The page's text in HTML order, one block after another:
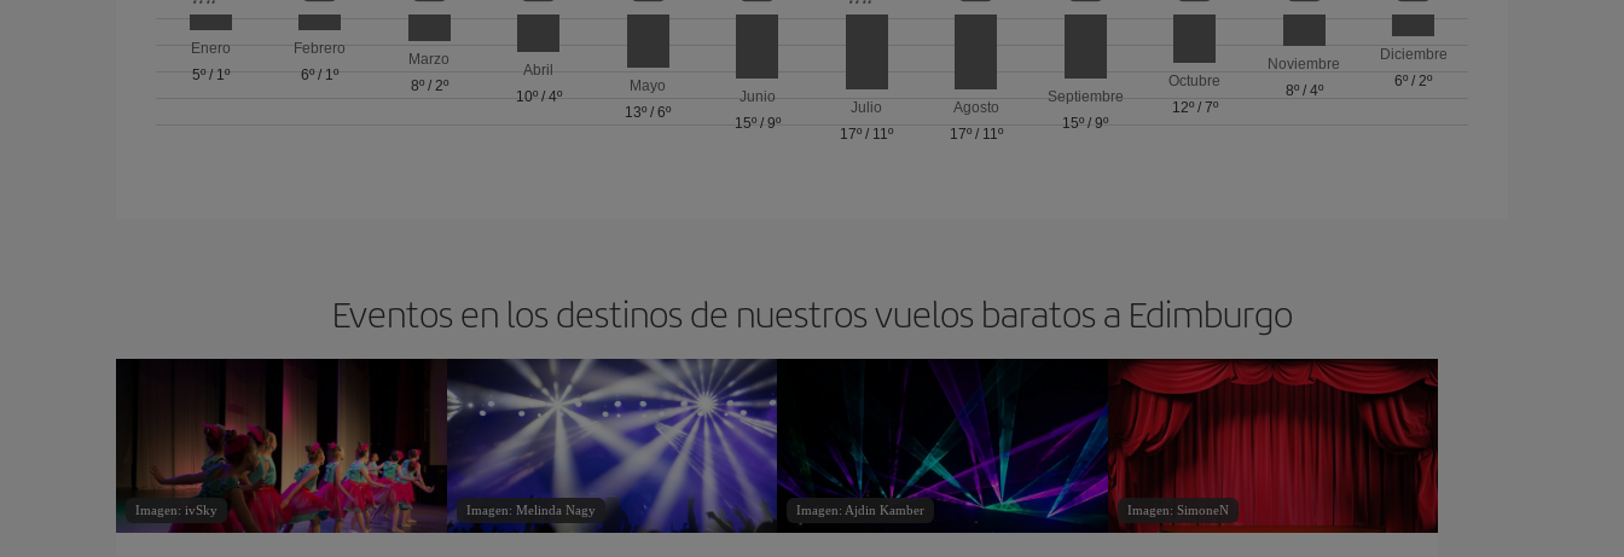
Enero
5º/ 1º
Febrero
6º/ 1º
Marzo
8º/ 2º
Abril
10º/ 4º
Mayo
13º /6º
Junio
15º/ 9º
Julio
17º / 11º
Agosto
17º/ 11º
Septiembre
15º /9º
Octubre
12º/ 7º
Noviembre
8º/ 4º
Diciembre
6º / 2º
Eventos en los destinos de nuestros vuelos baratos a Edimburgo
Imagen: ivSky Imagen: Melinda Nagy Imagen: Ajdin Kamber Imagen: SimoneN